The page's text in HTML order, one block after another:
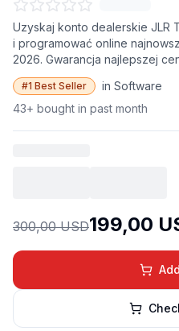
Uzyskaj konto dealerskie JLR
i programować online
2026. Gwarancja najlepszej
#1 Best Seller
in Software
43+ bought in past month
300,00 USD199,00